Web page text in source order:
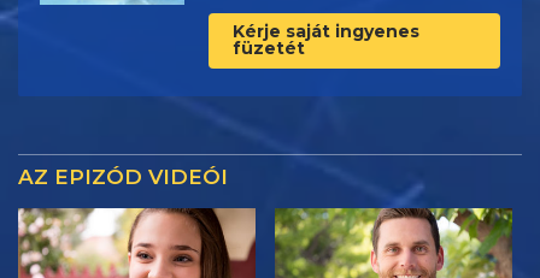
Kérje saját ingyenes
füzetét
AZ EPIZÓD VIDEÓI